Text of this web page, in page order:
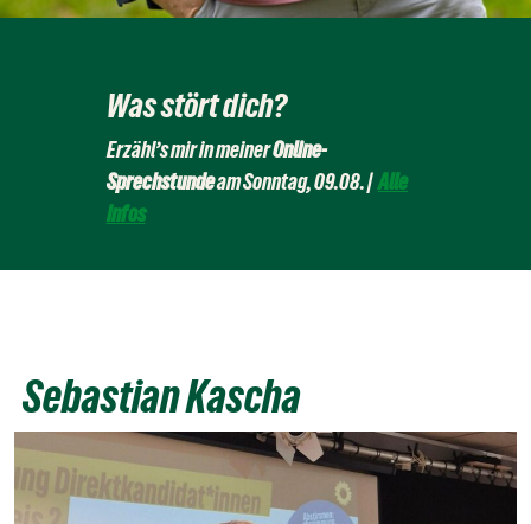
Was stört dich?
Erzähl’s mir in meinerOnline-
Sprechstundeam Sonntag, 09.08. |Alle
Infos
Sebastian Kascha